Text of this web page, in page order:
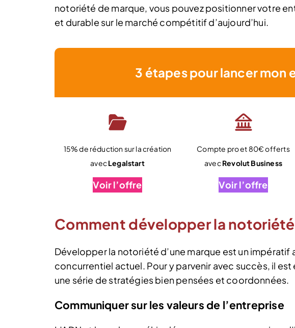
notoriété de marque, vous pouvez positionner votre
et durable sur le marché compétitif d’aujourd’hui.
3 étapes pour lancer mon
15% de réduction sur la création
avecLegalstart
Voir l’offre
Compte pro et 80€ offerts
avecRevolut Business
Voir l’offre
Comment développer la notoriété
Développer la notoriété d’une marque est un impératif
concurrentiel actuel. Pour y parvenir avec succès, il
une série de stratégies bien pensées et coordonnées.
Communiquer sur les valeurs de l’entreprise